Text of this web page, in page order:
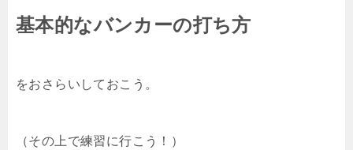
基本的なバンカーの打ち方
をおさらいしておこう。
（その上で練習に行こう！）